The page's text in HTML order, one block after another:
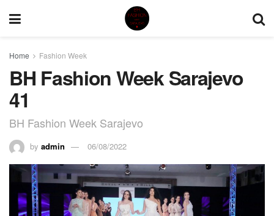
Home Fashion Week
BH Fashion Week Sarajevo
41
BH Fashion Week Sarajevo
by admin 06/08/2022